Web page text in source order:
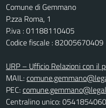
Comune di Gemmano
P.zza Roma, 1
P.iva : 01188110405
Codice fiscale : 82005670409
URP – Ufficio Relazioni con il
MAIL:
PEC:
Centralino unico: 0541854060